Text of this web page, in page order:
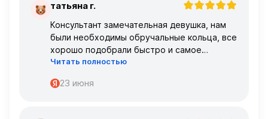
Т татьяна г.
Консультант замечательная девушка, нам
были необходимы обручальные кольца, все
хорошо подобрали быстро и самое
главное, что все подошло по размеру с
Читать полностью
23 июня